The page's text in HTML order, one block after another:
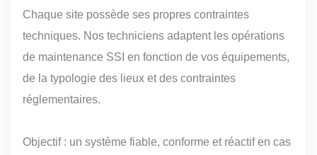
Chaque site possède ses propres contraintes
techniques. Nos techniciens adaptent les opérations
de maintenance SSI en fonction de vos équipements,
de la typologie des lieux et des contraintes
réglementaires.
Objectif : un système fiable, conforme et réactif en cas